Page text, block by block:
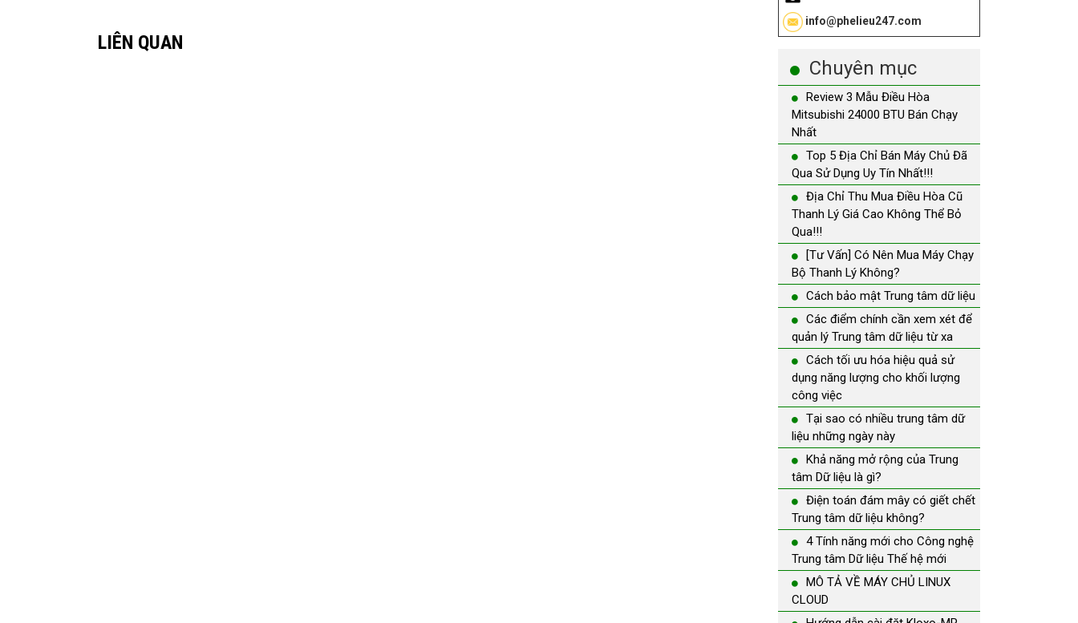
LIÊN QUAN
info@phelieu247.com
Chuyên mục
Review 3 Mẫu Điều Hòa
Mitsubishi 24000 BTU Bán Chạy
Nhất
Top 5 Địa Chỉ Bán Máy Chủ Đã
Qua Sử Dụng Uy Tín Nhất!!!
Địa Chỉ Thu Mua Điều Hòa Cũ
Thanh Lý Giá Cao Không Thể Bỏ
Qua!!!
[Tư Vấn] Có Nên Mua Máy Chạy
Bộ Thanh Lý Không?
Cách bảo mật Trung tâm dữ liệu
Các điểm chính cần xem xét để
quản lý Trung tâm dữ liệu từ xa
Cách tối ưu hóa hiệu quả sử
dụng năng lượng cho khối lượng
công việc
Tại sao có nhiều trung tâm dữ
liệu những ngày này
Khả năng mở rộng của Trung
tâm Dữ liệu là gì?
Điện toán đám mây có giết chết
Trung tâm dữ liệu không?
4 Tính năng mới cho Công nghệ
Trung tâm Dữ liệu Thế hệ mới
MÔ TẢ VỀ MÁY CHỦ LINUX
CLOUD